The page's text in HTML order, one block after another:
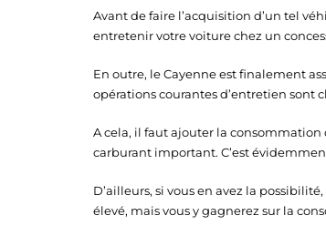
Avant de faire l’acquisition d’un tel
entretenir votre voiture chez un
En outre, le Cayenne est finalement
opérations courantes d’entretien sont
A cela, il faut ajouter la
carburant important. C’est
D’ailleurs, si vous en avez la
élevé, mais vous y gagnerez sur la